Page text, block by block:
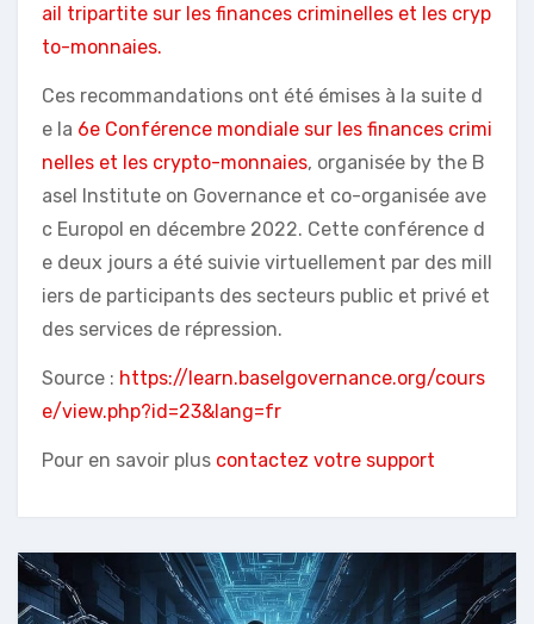
ail tripartite sur les finances criminelles et les cryp
to-monnaies.
Ces recommandations ont été émises à la suite d
e la 6e Conférence mondiale sur les finances crimi
nelles et les crypto-monnaies, organisée by the B
asel Institute on Governance et co-organisée ave
c Europol en décembre 2022. Cette conférence d
e deux jours a été suivie virtuellement par des mill
iers de participants des secteurs public et privé et
des services de répression.
Source : https://learn.baselgovernance.org/cours
e/view.php?id=23&lang=fr
Pour en savoir plus contactez votre support